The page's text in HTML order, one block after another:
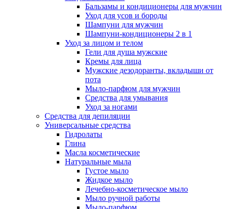
Бальзамы и кондиционеры для мужчин
Уход для усов и бороды
Шампуни для мужчин
Шампуни-кондиционеры 2 в 1
Уход за лицом и телом
Гели для душа мужские
Кремы для лица
Мужские дезодоранты, вкладыши от
пота
Мыло-парфюм для мужчин
Средства для умывания
Уход за ногами
Средства для депиляции
Универсальные средства
Гидролаты
Глина
Масла косметические
Натуральные мыла
Густое мыло
Жидкое мыло
Лечебно-косметическое мыло
Мыло ручной работы
Мыло-парфюм